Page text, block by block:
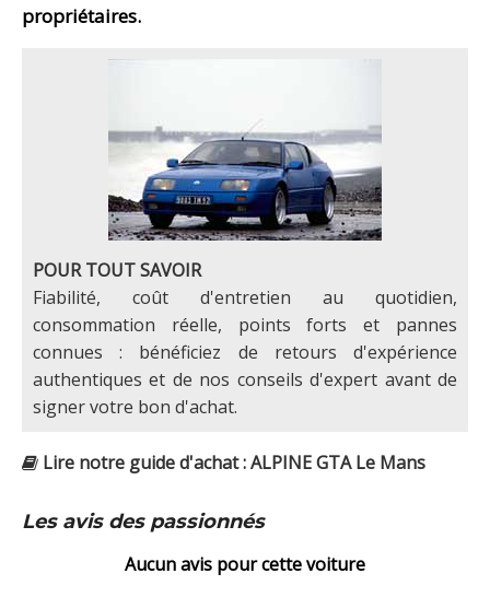
propriétaires.
POUR TOUT SAVOIR
Fiabilité, coût d'entretien au quotidien,
consommation réelle, points forts et pannes
connues : bénéficiez de retours d'expérience
authentiques et de nos conseils d'expert avant de
signer votre bon d'achat.
Lire notre guide d'achat : ALPINE GTA Le Mans
Les avis des passionnés
Aucun avis pour cette voiture